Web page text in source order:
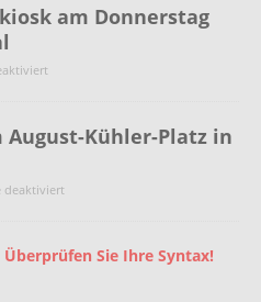
am Donnerstag
August-Kühler-Platz in
deaktiviert
Sie Ihre Syntax!